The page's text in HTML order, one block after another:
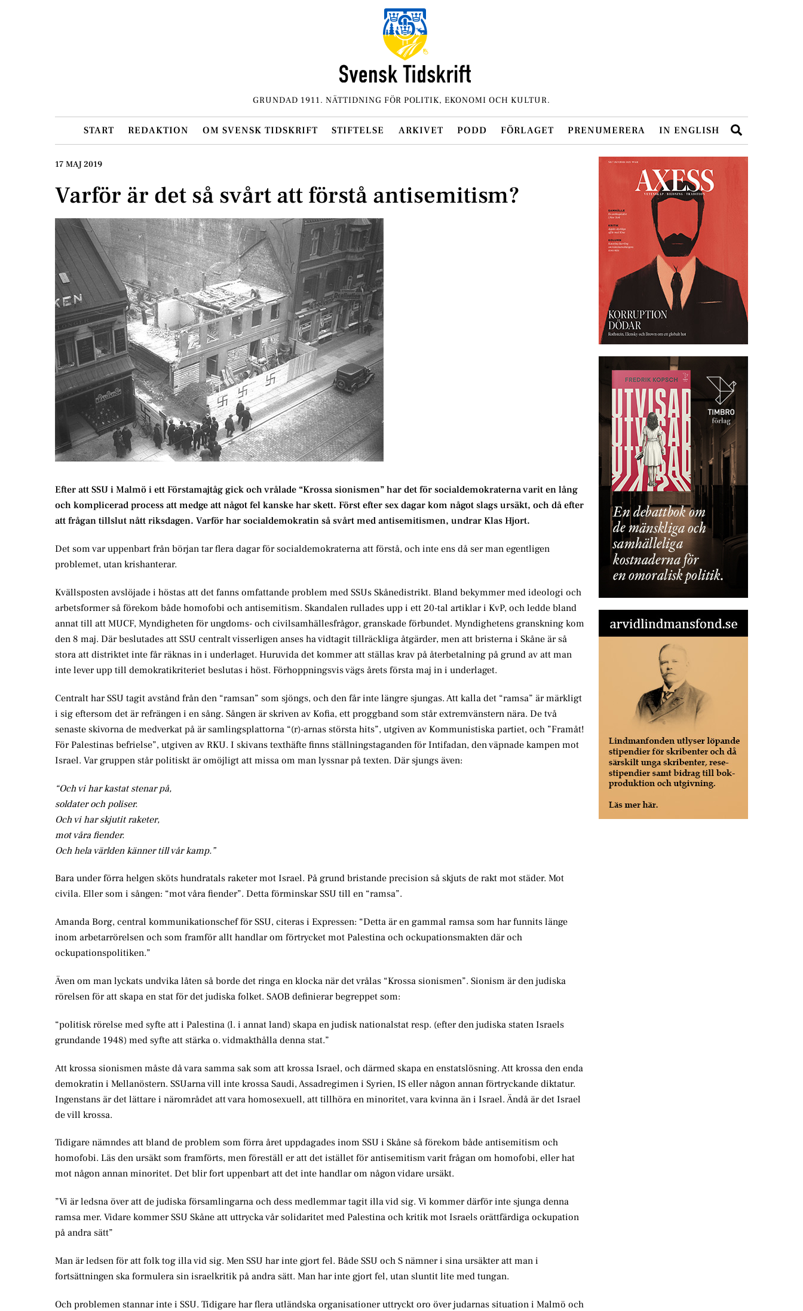
GRUNDAD 1911. NÄTTIDNING FÖR POLITIK, EKONOMI OCH KULTUR.
START REDAKTION OM SVENSK TIDSKRIFT STIFTELSE ARKIVET PODD FÖRLAGET PRENUMERERA IN ENGLISH
17 MAJ 2019
Varför är det så svårt att förstå antisemitism?
Efter att SSU i Malmö i ett Förstamajtåg gick och vrålade “Krossa sionismen” har det för socialdemokraterna varit en lång
och komplicerad process att medge att något fel kanske har skett. Först efter sex dagar kom något slags ursäkt, och då efter
att frågan tillslut nått riksdagen. Varför har socialdemokratin så svårt med antisemitismen, undrar Klas Hjort.
Det som var uppenbart från början tar flera dagar för socialdemokraterna att förstå, och inte ens då ser man egentligen
problemet, utan krishanterar.
Kvällsposten avslöjade i höstas att det fanns omfattande problem med SSUs Skånedistrikt. Bland bekymmer med ideologi och
arbetsformer så förekom både homofobi och antisemitism. Skandalen rullades upp i ett 20-tal artiklar i KvP, och ledde bland
annat till att MUCF, Myndigheten för ungdoms- och civilsamhällesfrågor, granskade förbundet. Myndighetens granskning kom
den 8 maj. Där beslutades att SSU centralt visserligen anses ha vidtagit tillräckliga åtgärder, men att bristerna i Skåne är så
stora att distriktet inte får räknas in i underlaget. Huruvida det kommer att ställas krav på återbetalning på grund av att man
inte lever upp till demokratikriteriet beslutas i höst. Förhoppningsvis vägs årets första maj in i underlaget.
Centralt har SSU tagit avstånd från den “ramsan” som sjöngs, och den får inte längre sjungas. Att kalla det “ramsa” är märkligt
i sig eftersom det är refrängen i en sång. Sången är skriven av Kofia, ett proggband som står extremvänstern nära. De två
senaste skivorna de medverkat på är samlingsplattorna “(r)-arnas största hits”, utgiven av Kommunistiska partiet, och ”Framåt!
För Palestinas befrielse”, utgiven av RKU. I skivans texthäfte finns ställningstaganden för Intifadan, den väpnade kampen mot
Israel. Var gruppen står politiskt är omöjligt att missa om man lyssnar på texten. Där sjungs även:
“Och vi har kastat stenar på,
soldater och poliser.
Och vi har skjutit raketer,
mot våra fiender.
Och hela världen känner till vår kamp.”
Bara under förra helgen sköts hundratals raketer mot Israel. På grund bristande precision så skjuts de rakt mot städer. Mot
civila. Eller som i sången: “mot våra fiender”. Detta förminskar SSU till en “ramsa”.
Amanda Borg, central kommunikationschef för SSU, citeras i Expressen: “Detta är en gammal ramsa som har funnits länge
inom arbetarrörelsen och som framför allt handlar om förtrycket mot Palestina och ockupationsmakten där och
ockupationspolitiken.”
Även om man lyckats undvika låten så borde det ringa en klocka när det vrålas “Krossa sionismen”. Sionism är den judiska
rörelsen för att skapa en stat för det judiska folket. SAOB definierar begreppet som:
“politisk rörelse med syfte att i Palestina (l. i annat land) skapa en judisk nationalstat resp. (efter den judiska staten Israels
grundande 1948) med syfte att stärka o. vidmakthålla denna stat.”
Att krossa sionismen måste då vara samma sak som att krossa Israel, och därmed skapa en enstatslösning. Att krossa den enda
demokratin i Mellanöstern. SSUarna vill inte krossa Saudi, Assadregimen i Syrien, IS eller någon annan förtryckande diktatur.
Ingenstans är det lättare i närområdet att vara homosexuell, att tillhöra en minoritet, vara kvinna än i Israel. Ändå är det Israel
de vill krossa.
Tidigare nämndes att bland de problem som förra året uppdagades inom SSU i Skåne så förekom både antisemitism och
homofobi. Läs den ursäkt som framförts, men föreställ er att det istället för antisemitism varit frågan om homofobi, eller hat
mot någon annan minoritet. Det blir fort uppenbart att det inte handlar om någon vidare ursäkt.
”Vi är ledsna över att de judiska församlingarna och dess medlemmar tagit illa vid sig. Vi kommer därför inte sjunga denna
ramsa mer. Vidare kommer SSU Skåne att uttrycka vår solidaritet med Palestina och kritik mot Israels orättfärdiga ockupation
på andra sätt”
Man är ledsen för att folk tog illa vid sig. Men SSU har inte gjort fel. Både SSU och S nämner i sina ursäkter att man i
fortsättningen ska formulera sin israelkritik på andra sätt. Man har inte gjort fel, utan sluntit lite med tungan.
Och problemen stannar inte i SSU. Tidigare har flera utländska organisationer uttryckt oro över judarnas situation i Malmö och